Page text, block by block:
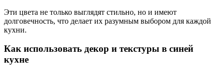
Эти цвета не только выглядят стильно, но и имеют
долговечность, что делает их разумным выбором для каждой
кухни.
Как использовать декор и текстуры в синей
кухне